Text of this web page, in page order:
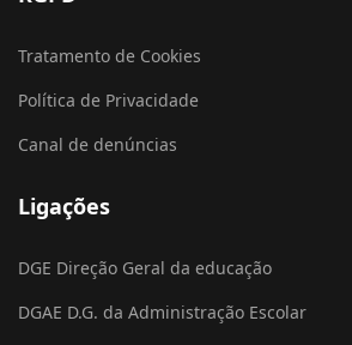
Tratamento de Cookies
Política de Privacidade
Canal de denúncias
Ligações
DGE Direção Geral da educação
DGAE D.G. da Administração Escolar